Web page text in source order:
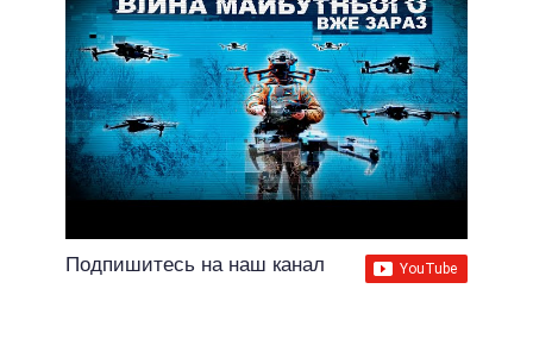
Подпишитесь на наш канал